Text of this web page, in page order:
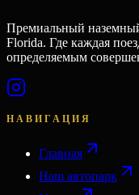
Премиальный
Florida. Где каждая
определяемым
НАВИГАЦИЯ
Главная
Наш автопарк